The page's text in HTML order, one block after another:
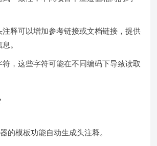
注释可以增加参考链接或文档链接，提供
。
，这些字符可能在不同编码下导致读取
的模板功能自动生成头注释。